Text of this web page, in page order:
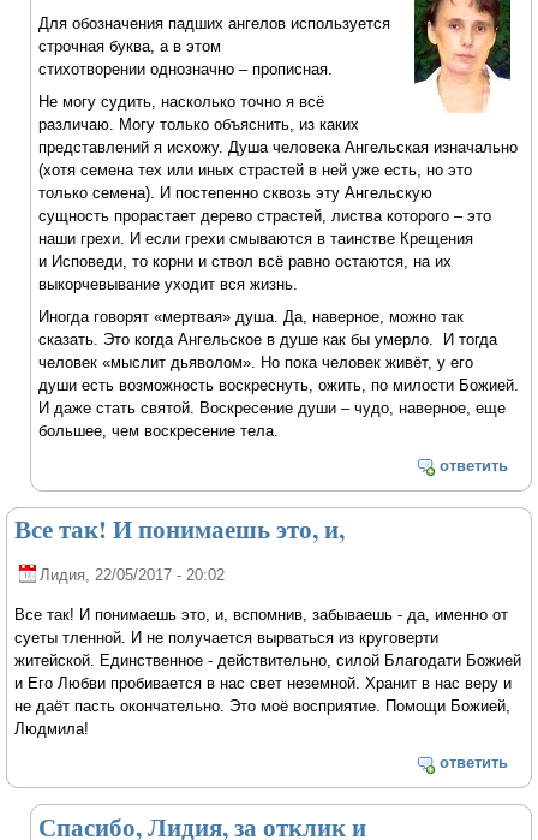
Для обозначения падших ангелов используется
строчная буква, а в этом
стихотворении однозначно – прописная.
Не могу судить, насколько точно я всё
различаю. Могу только объяснить, из каких
представлений я исхожу. Душа человека Ангельская изначально
(хотя семена тех или иных страстей в ней уже есть, но это
только семена). И постепенно сквозь эту Ангельскую
сущность прорастает дерево страстей, листва которого – это
наши грехи. И если грехи смываются в таинстве Крещения
и Исповеди, то корни и ствол всё равно остаются, на их
выкорчевывание уходит вся жизнь.
Иногда говорят «мертвая» душа. Да, наверное, можно так
сказать. Это когда Ангельское в душе как бы умерло. И тогда
человек «мыслит дьяволом». Но пока человек живёт, у его
души есть возможность воскреснуть, ожить, по милости Божией.
И даже стать святой. Воскресение души – чудо, наверное, еще
большее, чем воскресение тела.
ответить
Все так! И понимаешь это, и,
Лидия , 22/05/2017 - 20:02
Все так! И понимаешь это, и, вспомнив, забываешь - да, именно от
суеты тленной. И не получается вырваться из круговерти
житейской. Единственное - действительно, силой Благодати Божией
и Его Любви пробивается в нас свет неземной. Хранит в нас веру и
не даёт пасть окончательно. Это моё восприятие. Помощи Божией,
Людмила!
ответить
Спасибо, Лидия, за отклик и